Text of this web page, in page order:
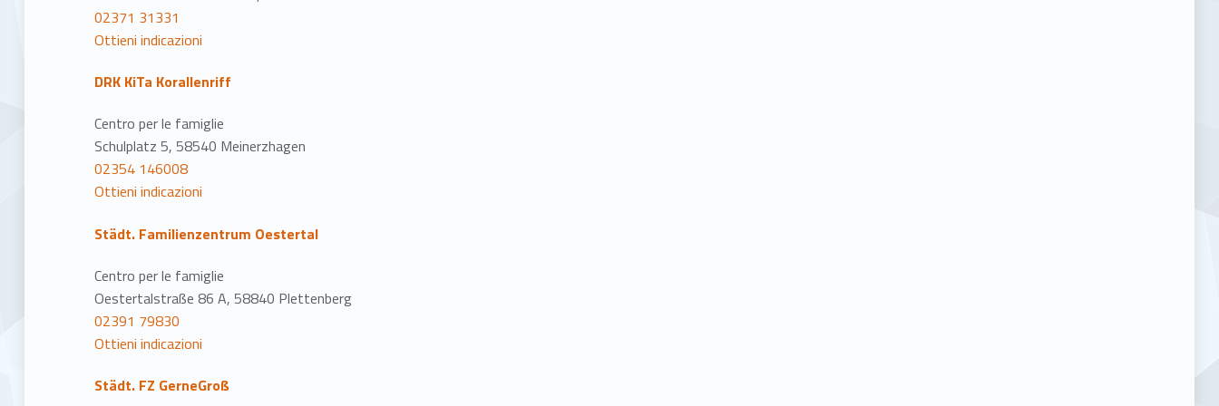
02371 31331
Ottieni indicazioni
DRK KiTa Korallenriff
Centro per le famiglie
Schulplatz 5, 58540 Meinerzhagen
02354 146008
Ottieni indicazioni
Städt. Familienzentrum Oestertal
Centro per le famiglie
Oestertalstraße 86 A, 58840 Plettenberg
02391 79830
Ottieni indicazioni
Städt. FZ GerneGroß